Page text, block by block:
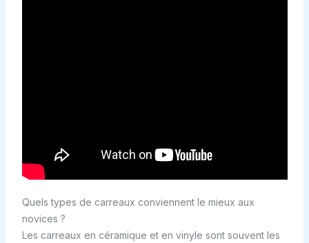
Quels types de carreaux conviennent le mieux aux
novices ?
Les carreaux en céramique et en vinyle sont souvent les